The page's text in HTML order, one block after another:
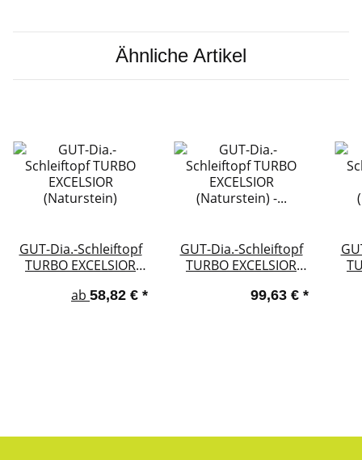
Ähnliche Artikel
GUT-Dia.-Schleiftopf
TURBO EXCELSIOR
ab 58,82 € *
GUT-Dia.-Schleiftopf
TURBO EXCELSIOR
125mm x 22,23 - K60 /
99,63 € *